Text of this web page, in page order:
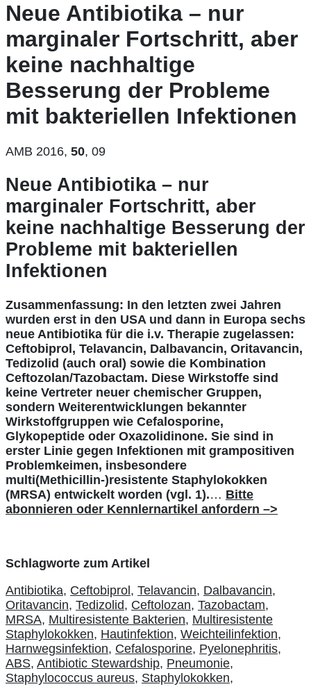
Neue Antibiotika – nur
marginaler Fortschritt, aber
keine nachhaltige
Besserung der Probleme
mit bakteriellen Infektionen
AMB 2016, 50, 09
Neue Antibiotika – nur
marginaler Fortschritt, aber
keine nachhaltige Besserung der
Probleme mit bakteriellen
Infektionen
Zusammenfassung: In den letzten zwei Jahren
wurden erst in den USA und dann in Europa sechs
neue Antibiotika für die i.v. Therapie zugelassen:
Ceftobiprol, Telavancin, Dalbavancin, Oritavancin,
Tedizolid (auch oral) sowie die Kombination
Ceftozolan/Tazobactam. Diese Wirkstoffe sind
keine Vertreter neuer chemischer Gruppen,
sondern Weiterentwicklungen bekannter
Wirkstoffgruppen wie Cefalosporine,
Glykopeptide oder Oxazolidinone. Sie sind in
erster Linie gegen Infektionen mit grampositiven
Problemkeimen, insbesondere
multi(Methicillin-)resistente Staphylokokken
(MRSA) entwickelt worden (vgl. 1).… Bitte
abonnieren oder Kennlernartikel anfordern –>
Schlagworte zum Artikel
Antibiotika, Ceftobiprol, Telavancin, Dalbavancin,
Oritavancin, Tedizolid, Ceftolozan, Tazobactam,
MRSA, Multiresistente Bakterien, Multiresistente
Staphylokokken, Hautinfektion, Weichteilinfektion,
Harnwegsinfektion, Cefalosporine, Pyelonephritis,
ABS, Antibiotic Stewardship, Pneumonie,
Staphylococcus aureus, Staphylokokken,